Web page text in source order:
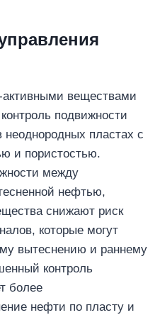
активными веществами
подвижности
неоднородных пластах с
и пористостью.
между
нефтью,
снижают риск
которые могут
вытеснению и раннему
контроль
более
нефти по пласту и